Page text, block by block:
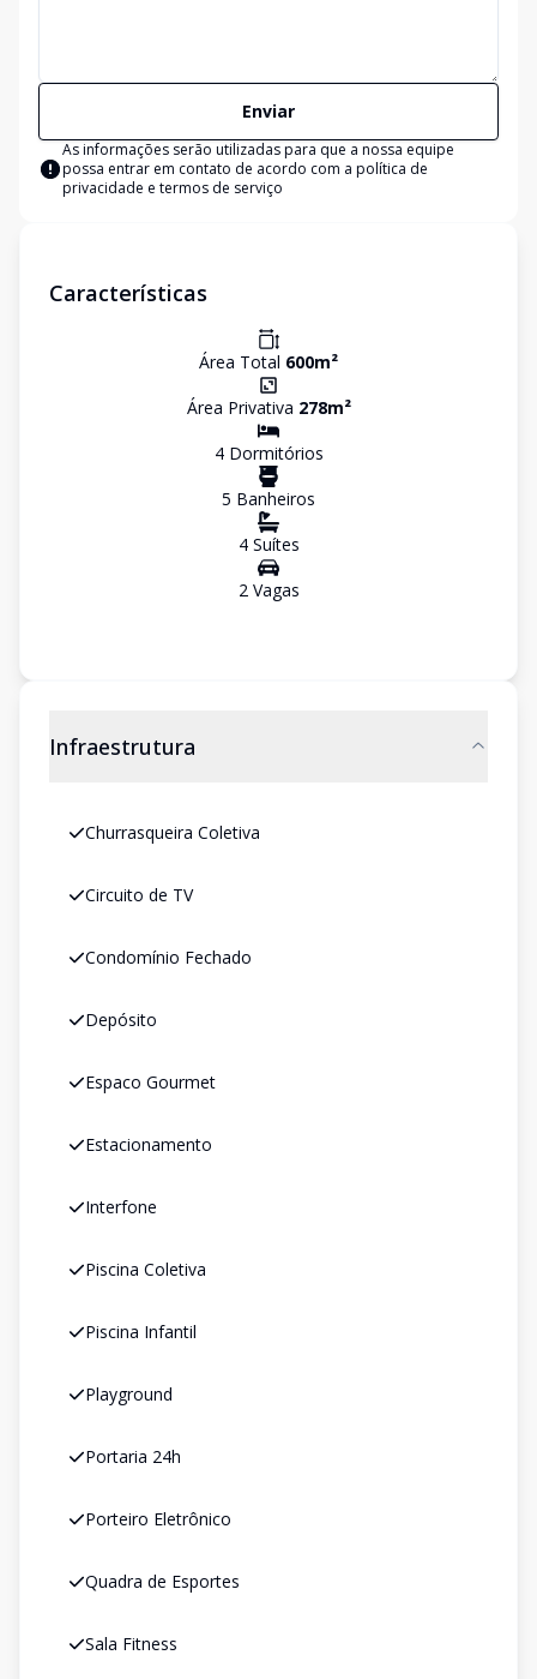
Enviar
As informações serão utilizadas para que a nossa equipe
possa entrar em contato de acordo com a política de
privacidade e termos de serviço
Características
Área Total 600m²
Área Privativa 278m²
4Dormitórios
5 Banheiros
4Suítes
2Vagas
Infraestrutura
Churrasqueira Coletiva
Circuito de TV
Condomínio Fechado
Depósito
Espaco Gourmet
Estacionamento
Interfone
Piscina Coletiva
Piscina Infantil
Playground
Portaria 24h
Porteiro Eletrônico
Quadra de Esportes
Sala Fitness